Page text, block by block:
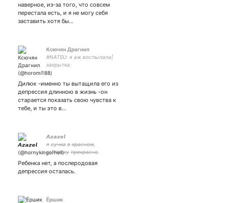
наверное, из-за того, что совсем
перестала есть, и я не могу себя
заставить хотя бы…
Ксючян Драгнил
#NATSU: я аж воспылала|
закрытка:
Дилюк -именно ты вытащила его из
депрессия длинною в жизнь -он
старается показать свою чувства к
тебе, и ты это в…
𝘼𝙯𝙖𝙯𝙚𝙡
я̶ с̶у̶ч̶к̶а̶ в̶ к̶р̶а̶с̶н̶о̶м̶,
в̶ы̶г̶л̶я̶ж̶у̶ п̶р̶е̶к̶р̶а̶с̶н̶о̶.
Ребенка нет, а послеродовая
депрессия осталась.
Ёршик